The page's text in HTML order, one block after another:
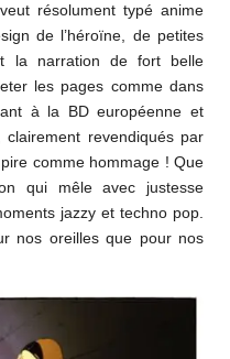
résolument typé anime
de l’héroïne, de petites
la narration de fort belle
les pages comme dans
à la BD européenne et
revendiqués par
comme hommage ! Que
qui mêle avec justesse
jazzy et techno pop.
nos oreilles que pour nos